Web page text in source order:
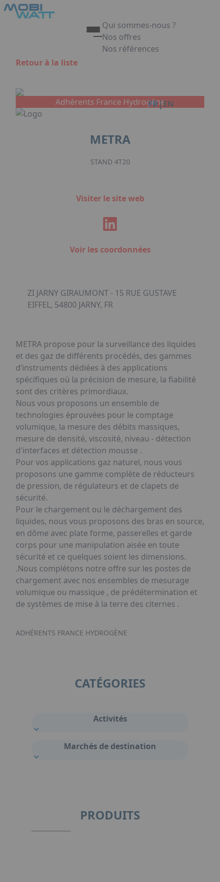
Aller au contenu principal
Qui sommes-nous ?
Nos offres
Nos références
FR|EN
Retour à la liste
Adhérents France Hydrogène
METRA
STAND 4T20
Visiter le site web
Voir les coordonnées
ZI JARNY GIRAUMONT - 15 RUE GUSTAVE
EIFFEL, 54800 JARNY, FR
METRA propose pour la surveillance des liquides
et des gaz de différents procédés, des gammes
d’instruments dédiées à des applications
spécifiques où la précision de mesure, la fiabilité
sont des critères primordiaux.
Nous vous proposons un ensemble de
technologies éprouvées pour le comptage
volumique, la mesure des débits massiques,
mesure de densité, viscosité, niveau - détection
d'interfaces et détection mousse .
Pour vos applications gaz naturel, nous vous
proposons une gamme complète de réducteurs
de pression, de régulateurs et de clapets de
sécurité.
Pour le chargement ou le déchargement des
liquides, nous vous proposons des bras en source,
en dôme avec plate forme, passerelles et garde
corps pour une manipulation aisée en toute
sécurité et ce quelques soient les dimensions.
.Nous complétons notre offre sur les postes de
chargement avec nos ensembles de mesurage
volumique ou massique , de prédétermination et
de systèmes de mise à la terre des citernes .
ADHÉRENTS FRANCE HYDROGÈNE
CATÉGORIES
Activités
Marchés de destination
PRODUITS
Panneau de gestion des cookies